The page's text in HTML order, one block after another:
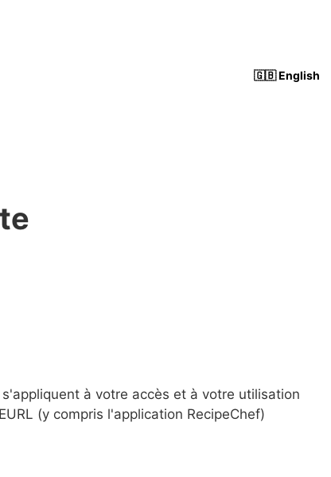
🇬🇧 English
à votre accès et à votre utilisation
(y compris l'application RecipeChef)